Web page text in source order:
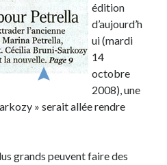
aviez cette idée avant tout le
un bon restaurant sur la Costa Blanca
des mots de passe ou informations
?
édition
d’aujourd’h
ui (mardi
14
octobre
2008), une
» serait allée rendre
grands peuvent faire des